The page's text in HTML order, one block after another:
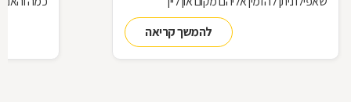
להמשך קריאה